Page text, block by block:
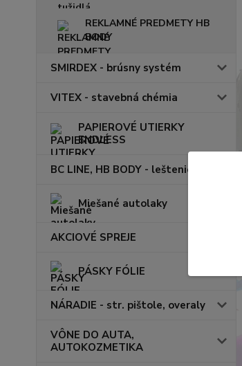
REKLAMNÉ PREDMETY HB
BODY
SMIRDEX - brúsny systém
VITEX - stavebná chémia
PAPIEROVÉ UTIERKY
ENDLESS
BC LINE, HB BODY - leštenie
Miešané autolaky
AKCIOVÉ SPREJE
PÁSKY FÓLIE
NÁRADIE - str. pištole, overaly
VÔNE DO AUTA,
AUTOKOZMETIKA